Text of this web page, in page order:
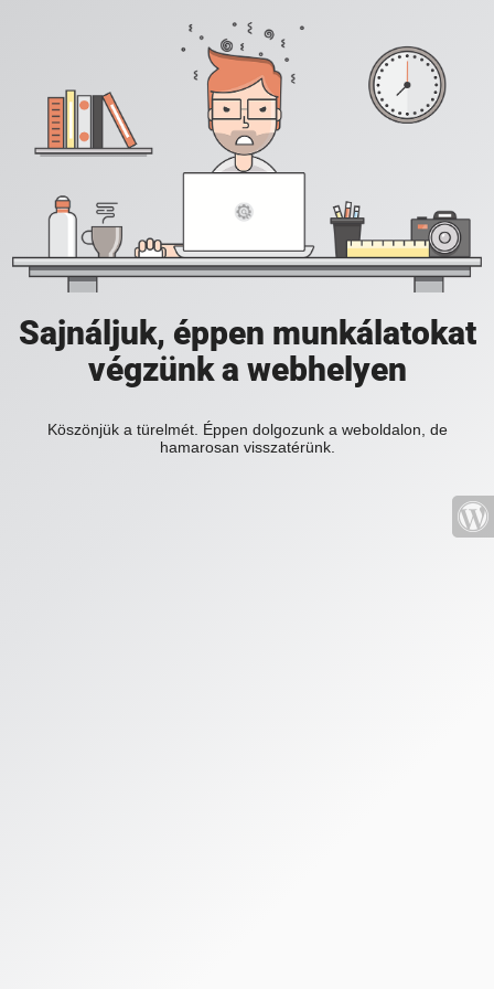
Sajnáljuk, éppen munkálatokat
végzünk a webhelyen
Köszönjük a türelmét. Éppen dolgozunk a weboldalon, de
hamarosan visszatérünk.